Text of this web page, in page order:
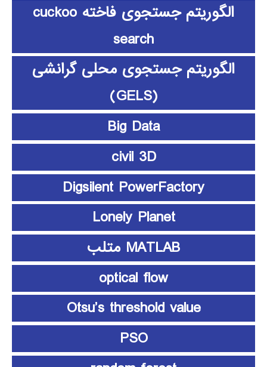
الگوریتم جستجوی فاخته cuckoo
search
الگوریتم جستجوی محلی گرانشی
(GELS)
Big Data
civil 3D
Digsilent PowerFactory
Lonely Planet
MATLAB متلب
optical flow
Otsu’s threshold value
PSO